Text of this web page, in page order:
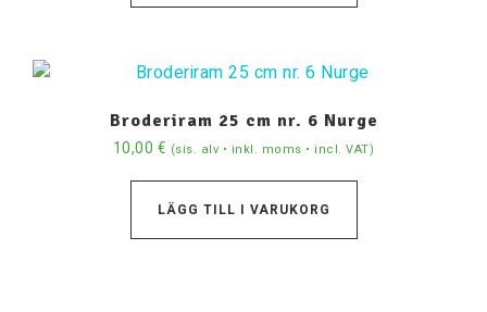
Broderiram 25 cm nr. 6 Nurge
10,00 € (sis. alv • inkl. moms • incl. VAT)
LÄGG TILL I VARUKORG